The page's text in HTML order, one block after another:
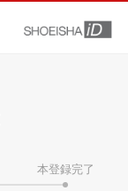
本登録完了